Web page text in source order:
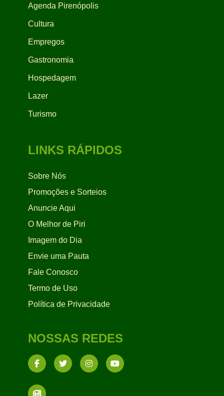
Agenda Pirenópolis
Cultura
Empregos
Gastronomia
Hospedagem
Lazer
Turismo
LINKS RÁPIDOS
Sobre Nós
Promoções e Sorteios
Anuncie Aqui
O Melhor de Piri
Imagem do Dia
Envie uma Pauta
Fale Conosco
Termo de Uso
Política de Privacidade
NOSSAS REDES